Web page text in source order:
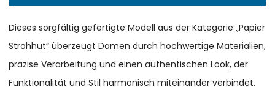
Dieses sorgfältig gefertigte Modell aus der Kategorie „Papier
Strohhut“ überzeugt Damen durch hochwertige Materialien,
präzise Verarbeitung und einen authentischen Look, der
Funktionalität und Stil harmonisch miteinander verbindet.